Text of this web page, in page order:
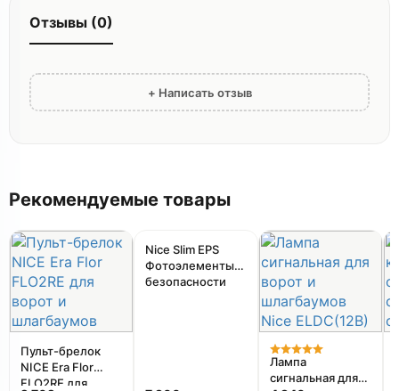
Отзывы (0)
+ Написать отзыв
Рекомендуемые товары
Пульт-брелок
NICE Era Flor
FLO2RE для
Nice Slim EPS
Фотоэлементы
безопасности
Лампа
сигнальная для